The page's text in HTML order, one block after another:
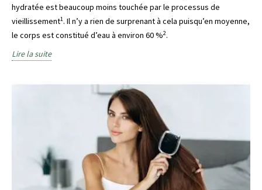
hydratée est beaucoup moins touchée par le processus de
vieillissement1. Il n’y a rien de surprenant à cela puisqu’en moyenne,
le corps est constitué d’eau à environ 60 %2.
Lire la suite